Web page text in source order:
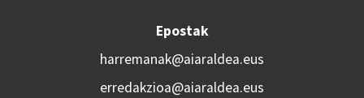
Epostak
harremanak@aiaraldea.eus
erredakzioa@aiaraldea.eus